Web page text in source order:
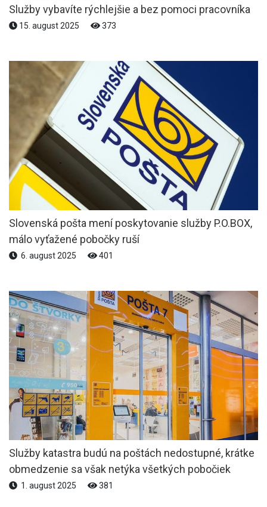
Služby vybavíte rýchlejšie a bez pomoci pracovníka
15. august 2025 373
Slovenská pošta mení poskytovanie služby P.O.BOX,
málo vyťažené pobočky ruší
6. august 2025 401
Služby katastra budú na poštách nedostupné, krátke
obmedzenie sa však netýka všetkých pobočiek
1. august 2025 381